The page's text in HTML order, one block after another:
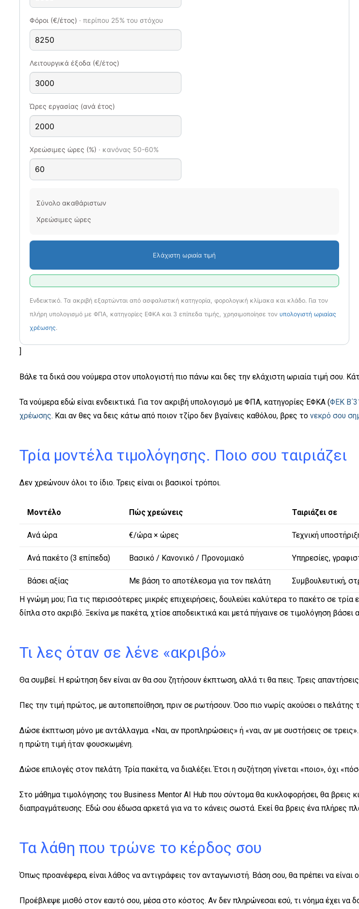
Φόροι (€/έτος) · περίπου 25% του στόχου
Λειτουργικά έξοδα (€/έτος)
Ώρες εργασίας (ανά έτος)
Χρεώσιμες ώρες (%) · κανόνας 50-60%
Σύνολο ακαθάριστων
Χρεώσιμες ώρες
Ελάχιστη ωριαία τιμή
Ενδεικτικό. Τα ακριβή εξαρτώνται από ασφαλιστική κατηγορία, φορολογική κλίμακα και κλάδο. Για τον
πλήρη υπολογισμό με ΦΠΑ, κατηγορίες ΕΦΚΑ και 3 επίπεδα τιμής, χρησιμοποίησε τον υπολογιστή ωριαίας
χρέωσης.
]
Βάλε τα δικά σου νούμερα στον υπολογιστή πιο πάνω και δες την ελάχιστη ωριαία τιμή σου.
Τα νούμερα εδώ είναι ενδεικτικά. Για τον ακριβή υπολογισμό με ΦΠΑ, κατηγορίες ΕΦΚΑ (ΦΕΚ
χρέωσης. Και αν θες να δεις κάτω από ποιον τζίρο δεν βγαίνεις καθόλου, βρες το νεκρό σου
Τρία μοντέλα τιμολόγησης. Ποιο σου ταιριάζει
Δεν χρεώνουν όλοι το ίδιο. Τρεις είναι οι βασικοί τρόποι.
Μοντέλο Πώς χρεώνεις Ταιριάζει σε
Ανά ώρα €/ώρα × ώρες Τεχνική
Ανά πακέτο (3 επίπεδα) Βασικό / Κανονικό / Προνομιακό Υπηρεσίες,
Βάσει αξίας Με βάση το αποτέλεσμα για τον πελάτη Συμβουλευτική,
Η γνώμη μου; Για τις περισσότερες μικρές επιχειρήσεις, δουλεύει καλύτερα το πακέτο σε
δίπλα στο ακριβό. Ξεκίνα με πακέτα, χτίσε αποδεικτικά και μετά πήγαινε σε τιμολόγηση βάσει
Τι λες όταν σε λένε «ακριβό»
Θα συμβεί. Η ερώτηση δεν είναι αν θα σου ζητήσουν έκπτωση, αλλά τι θα πεις. Τρεις
Πες την τιμή πρώτος, με αυτοπεποίθηση, πριν σε ρωτήσουν. Όσο πιο νωρίς ακούσει ο πελάτης
Δώσε έκπτωση μόνο με αντάλλαγμα. «Ναι, αν προπληρώσεις» ή «ναι, αν με συστήσεις σε
η πρώτη τιμή ήταν φουσκωμένη.
Δώσε επιλογές στον πελάτη. Τρία πακέτα, να διαλέξει. Έτσι η συζήτηση γίνεται «ποιο», όχι
Στο μάθημα τιμολόγησης του Business Mentor AI Hub που σύντομα θα κυκλοφορήσει, θα βρεις
διαπραγμάτευσης. Εδώ σου έδωσα αρκετά για να το κάνεις σωστά. Εκεί θα βρεις ένα πλήρες
Τα λάθη που τρώνε το κέρδος σου
Όπως προανέφερα, είναι λάθος να αντιγράφεις τον ανταγωνιστή. Βάση σου, θα πρέπει να είναι
Προέβλεψε μισθό στον εαυτό σου, μέσα στο κόστος. Αν δεν πληρώνεσαι εσύ, τι νόημα έχει να